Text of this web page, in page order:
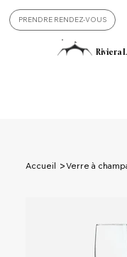
PRENDRE RENDEZ-VOUS
Riviera
Accueil >Verre à